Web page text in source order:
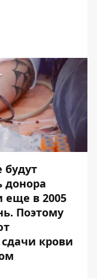
донора
еще в 2005
Поэтому
крови